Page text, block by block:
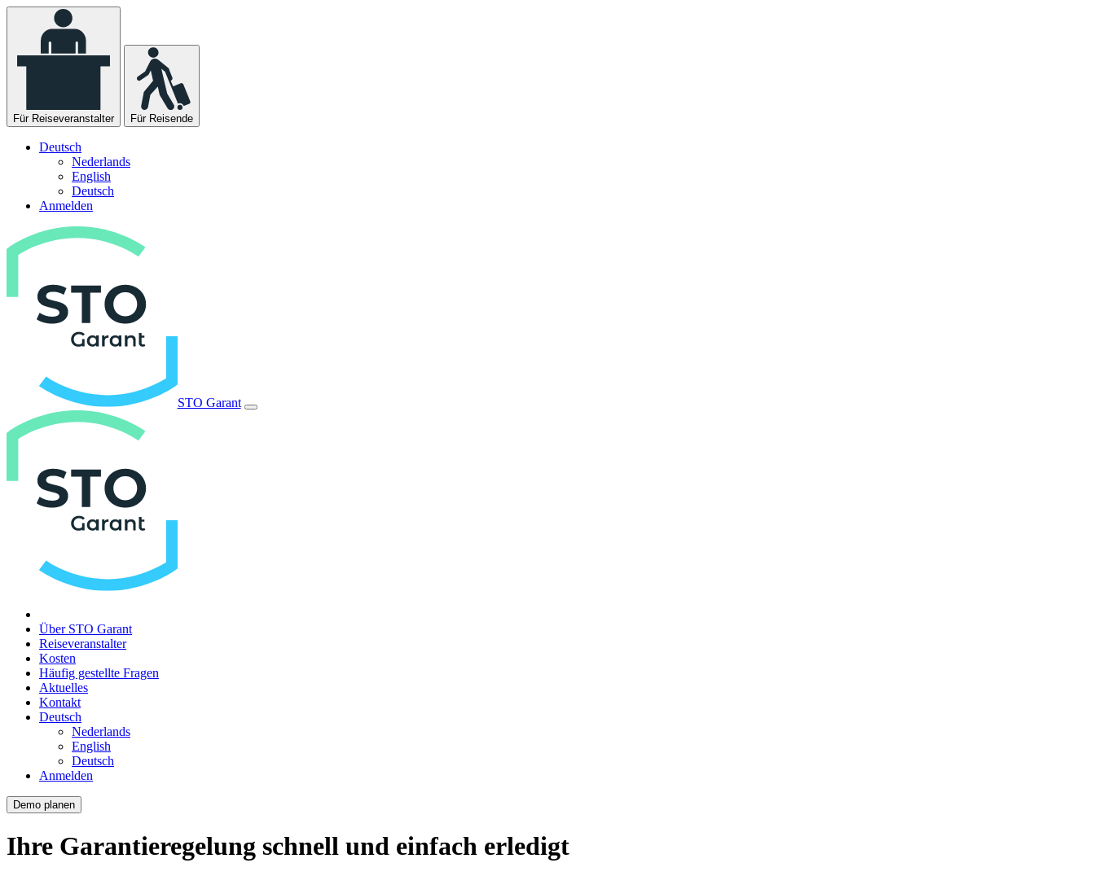
Für Reiseveranstalter Für Reisende
Deutsch
Nederlands
English
Deutsch
Anmelden
STO Garant
Über STO Garant
Reiseveranstalter
Kosten
Häufig gestellte Fragen
Aktuelles
Kontakt
Deutsch
Nederlands
English
Deutsch
Anmelden
Demo planen
Ihre Garantieregelung schnell und einfach erledigt